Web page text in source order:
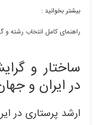
بیشتر بخوانید :
راهنمای کامل انتخاب رشته
ساختار و
در ایران و
ارشد پرستاری در